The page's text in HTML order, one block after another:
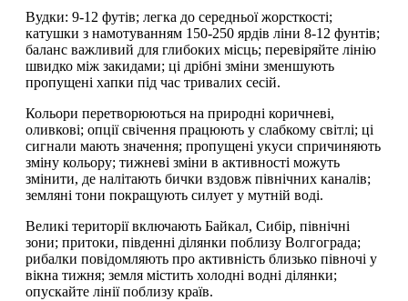
Вудки: 9-12 футів; легка до середньої жорсткості;
катушки з намотуванням 150-250 ярдів ліни 8-12 фунтів;
баланс важливий для глибоких місць; перевіряйте лінію
швидко між закидами; ці дрібні зміни зменшують
пропущені хапки під час тривалих сесій.
Кольори перетворюються на природні коричневі,
оливкові; опції свічення працюють у слабкому світлі; ці
сигнали мають значення; пропущені укуси спричиняють
зміну кольору; тижневі зміни в активності можуть
змінити, де налітають бички вздовж північних каналів;
земляні тони покращують силует у мутній воді.
Великі території включають Байкал, Сибір, північні
зони; притоки, південні ділянки поблизу Волгограда;
рибалки повідомляють про активність близько півночі у
вікна тижня; земля містить холодні водні ділянки;
опускайте лінії поблизу країв.